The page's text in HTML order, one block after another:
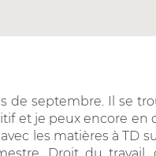
de septembre. Il se
et je peux encore
les matières à TD